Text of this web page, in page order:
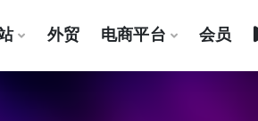
外贸 电商平台 会员